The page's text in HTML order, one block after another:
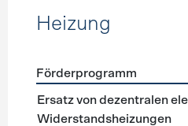
Heizung
Förderprogramme
Förderprogramm
Ersatz von dezentralen
Widerstandsheizungen